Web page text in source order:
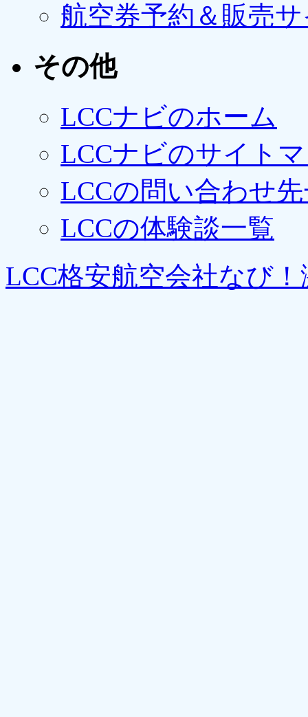
航空券予約＆販売
その他
LCCナビのホーム
LCCナビのサイト
LCCの問い合わせ
LCCの体験談一覧
LCC格安航空会社なび